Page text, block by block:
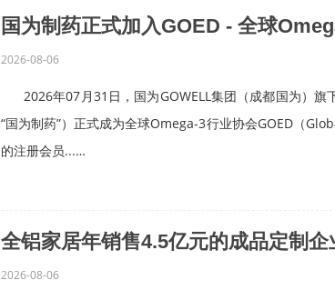
国为制药正式加入GOED - 全球
2026-08-06
2026年07月31日，国为GOWELL集团（成都国为）旗
“国为制药”）正式成为全球Omega-3行业协会GOED（
的注册会员...…
全铝家居年销售4.5亿元的成品定制企
2026-08-06